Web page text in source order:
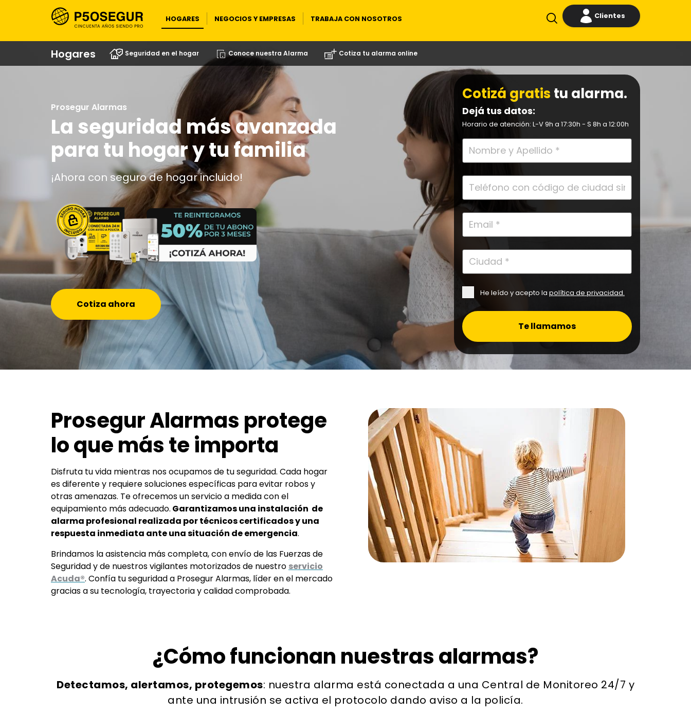
HOGARES NEGOCIOS Y EMPRESAS TRABAJA CON NOSOTROS Clientes
Hogares Seguridad en el hogar Conoce nuestra Alarma Cotiza tu alarma online
Prosegur Alarmas
La seguridad más avanzada
para tu hogar y tu familia
¡Ahora con seguro de hogar incluido!
Cotiza ahora
Cotizá gratis tu alarma.
Dejá tus datos:
Horario de atención: L-V 9h a 17:30h - S 8h a 12:00h
He leído y acepto la política de privacidad.
Te llamamos
Prosegur Alarmas protege
lo que más te importa
Disfruta tu vida mientras nos ocupamos de tu seguridad. Cada hogar
es diferente y requiere soluciones específicas para evitar robos y
otras amenazas. Te ofrecemos un servicio a medida con el
equipamiento más adecuado. Garantizamos una instalación de
alarma profesional realizada por técnicos certificados y una
respuesta inmediata ante una situación de emergencia.
Brindamos la asistencia más completa, con envío de las Fuerzas de
Seguridad y de nuestros vigilantes motorizados de nuestro servicio
Acuda®. Confía tu seguridad a Prosegur Alarmas, líder en el mercado
gracias a su tecnología, trayectoria y calidad comprobada.
¿Cómo funcionan nuestras alarmas?
Detectamos, alertamos, protegemos: nuestra alarma está conectada a una Central de Monitoreo 24/7 y
ante una intrusión se activa el protocolo dando aviso a la policía.